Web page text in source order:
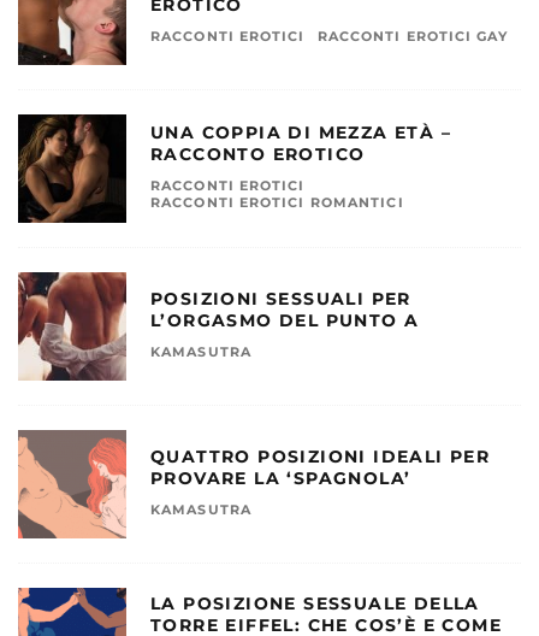
RACCONTI EROTICI RACCONTI EROTICI GAY
UNA COPPIA DI MEZZA ETÀ –
RACCONTO EROTICO
RACCONTI EROTICI
RACCONTI EROTICI ROMANTICI
POSIZIONI SESSUALI PER
L’ORGASMO DEL PUNTO A
KAMASUTRA
QUATTRO POSIZIONI IDEALI PER
PROVARE LA ‘SPAGNOLA’
KAMASUTRA
LA POSIZIONE SESSUALE DELLA
TORRE EIFFEL: CHE COS’È E COME